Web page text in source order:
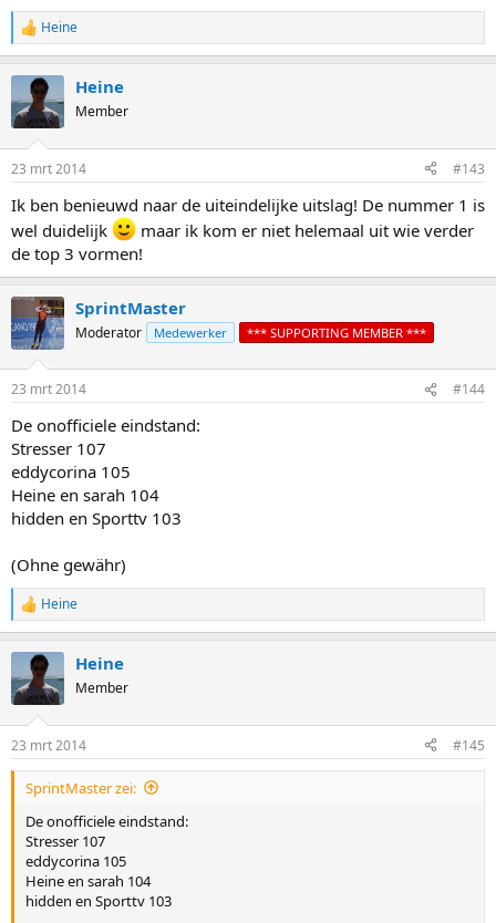
R
e
t
i
s
Heine
Heine
Member
23 mrt 2014 #143
Ik ben benieuwd naar de uiteindelijke uitslag! De nummer 1 is
wel duidelijk
maar ik kom er niet helemaal uit wie verder
de top 3 vormen!
SprintMaster
Moderator Medewerker *** SUPPORTING MEMBER ***
23 mrt 2014 #144
De onofficiele eindstand:
Stresser 107
eddycorina 105
Heine en sarah 104
hidden en Sporttv 103
(Ohne gewähr)
R
e
t
i
s
:
Heine
Heine
Member
23 mrt 2014 #145
SprintMaster zei:
De onofficiele eindstand:
Stresser 107
eddycorina 105
Heine en sarah 104
hidden en Sporttv 103